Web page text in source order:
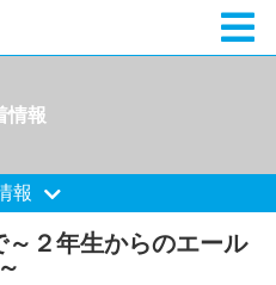
情報
報
２年生からのエール
～